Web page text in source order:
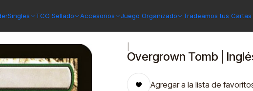
Singles TCG Sellado Accesorios Juego Organizado Tradeamos tus Cartas
Overgrown Tomb | Inglés | NM | RAV
Overgrown Tomb |
Agregar a la lista de